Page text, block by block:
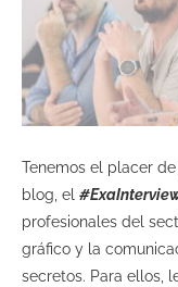
Tenemos el placer
blog, el
profesionales del
gráfico y la
secretos. Para ellos,